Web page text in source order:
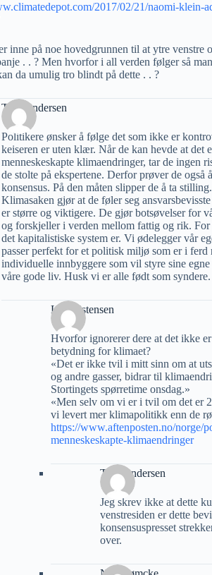
2017/02/21/naomi-klein-
inne på noe hovedgrunnen til at ytre venstre
. . ? Men hvorfor i all verden følger så
da umulig tro blindt på dette . . ?
Tore Andersen
Politikere ønsker å følge det som ikke er
keiseren er uten klær. Når de kan hevde at det
menneskeskapte klimaendringer, tar de ingen
de stolte på ekspertene. Derfor prøver de
konsensus. På den måten slipper de å ta
Klimasaken gjør at de føler seg
er større og viktigere. De gjør botsøvelser for
og forskjeller i verden mellom fattig og rik. For
det kapitalistiske system er. Vi ødelegger vår
passer perfekt for et politisk miljø som er i
individuelle innbyggere som vil styre sine
våre gode liv. Husk vi er alle født som syndere.
Lars Østensen
Hvorfor ignorerer dere at det ikke
betydning for klimaet?
«Det er ikke tvil i mitt sinn om at
og andre gasser, bidrar til
Stortingets spørretime onsdag.»
«Men selv om vi er i tvil om det er
vi levert mer klimapolitikk enn de
https://www.aftenposten.no/norge/
menneskeskapte-klimaendringer
Tore Andersen
Jeg skrev ikke at dette
venstresiden er dette
konsensuspresset
over.